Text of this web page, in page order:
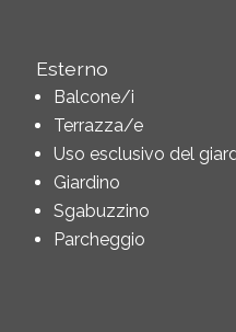
Esterno
Balcone/i
Terrazza/e
Uso esclusivo del
Giardino
Sgabuzzino
Parcheggio